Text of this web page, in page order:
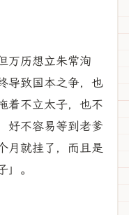
万历想立朱常洵
导致国本之争，也
着不立太子，也不
好不容易等到老爹
月就挂了，而且是
。